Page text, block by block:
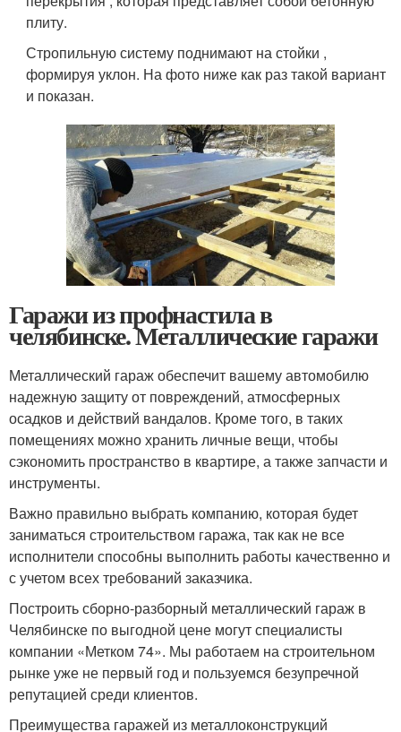
плиту.
Стропильную систему поднимают на стойки ,
формируя уклон. На фото ниже как раз такой вариант
и показан.
Гаражи из профнастила в
челябинске. Металлические гаражи
Металлический гараж обеспечит вашему автомобилю
надежную защиту от повреждений, атмосферных
осадков и действий вандалов. Кроме того, в таких
помещениях можно хранить личные вещи, чтобы
сэкономить пространство в квартире, а также запчасти и
инструменты.
Важно правильно выбрать компанию, которая будет
заниматься строительством гаража, так как не все
исполнители способны выполнить работы качественно и
с учетом всех требований заказчика.
Построить сборно-разборный металлический гараж в
Челябинске по выгодной цене могут специалисты
компании «Метком 74». Мы работаем на строительном
рынке уже не первый год и пользуемся безупречной
репутацией среди клиентов.
Преимущества гаражей из металлоконструкций